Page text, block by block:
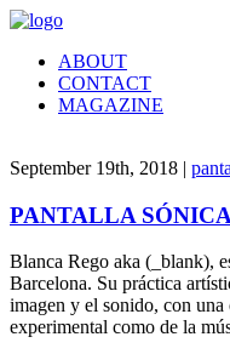
ABOUT
CONTACT
MAGAZINE
September 19th, 2018 |
PANTALLA SÓNICA
Blanca Rego aka (_blank),
Barcelona. Su práctica
imagen y el sonido, con
experimental como de la